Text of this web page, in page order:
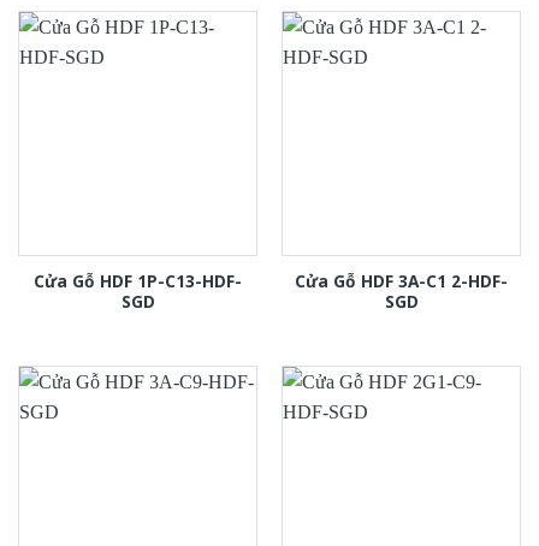
Cửa Gỗ HDF 1P-C13-HDF-
SGD
Cửa Gỗ HDF 3A-C1 2-HDF-
SGD